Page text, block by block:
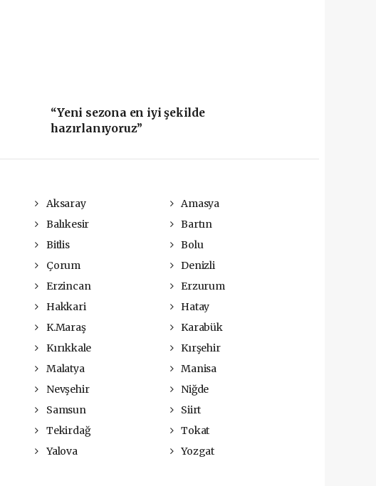
“Yeni sezona en iyi şekilde
hazırlanıyoruz”
Aksaray
Amasya
Balıkesir
Bartın
Bitlis
Bolu
Çorum
Denizli
Erzincan
Erzurum
Hakkari
Hatay
K.Maraş
Karabük
Kırıkkale
Kırşehir
Malatya
Manisa
Nevşehir
Niğde
Samsun
Siirt
Tekirdağ
Tokat
Yalova
Yozgat